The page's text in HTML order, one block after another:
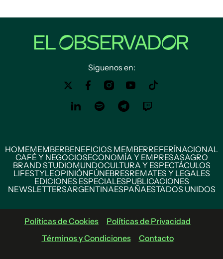
Siguenos en:
HOMEMEMBERBENEFICIOS MEMBERREFERÍNACIONAL
CAFÉ Y NEGOCIOSECONOMÍA Y EMPRESASAGRO
BRAND STUDIOMUNDOCULTURA Y ESPECTÁCULOS
LIFESTYLEOPINIÓNFÚNEBRESREMATES Y LEGALES
EDICIONES ESPECIALESPUBLICACIONES
NEWSLETTERSARGENTINAESPAÑAESTADOS UNIDOS
Políticas de Cookies
Políticas de Privacidad
Términos y Condiciones
Contacto